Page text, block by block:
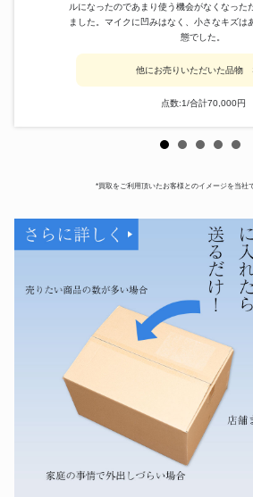
ルになったのであまり使う機会がなくなった
ました。マイクに凹みはなく、小さなキズは
態でした。
他にお売りいただいた品物
点数:1/合計70,000円
*買取をご利用頂いたお客様とのイメージを当社